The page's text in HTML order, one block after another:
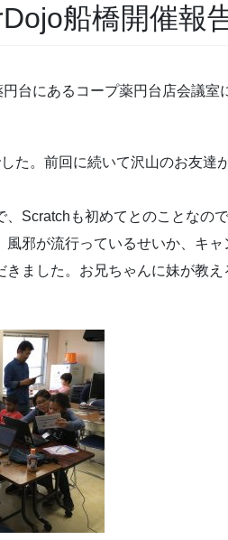
船橋開催報
台にあるコープ薬円台店会議
た。前回に続いて沢山のお友達
、Scratchも初めてとのことなの
風邪が流行っているせいか、キ
きました。お兄ちゃんに妹が教